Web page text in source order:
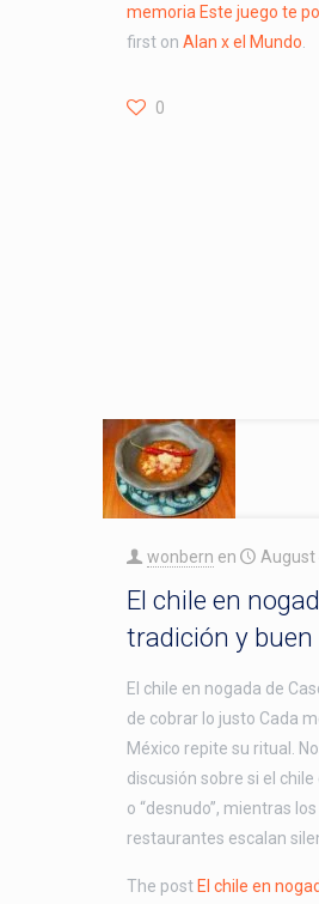
memoria Este juego te
first on Alan x el Mundo
0
wonbern en August
El chile en
tradición y buen
El chile en nogada de
de cobrar lo justo Cada
México repite su ritual.
discusión sobre si el
o “desnudo”, mientras
restaurantes escalan
The post El chile en